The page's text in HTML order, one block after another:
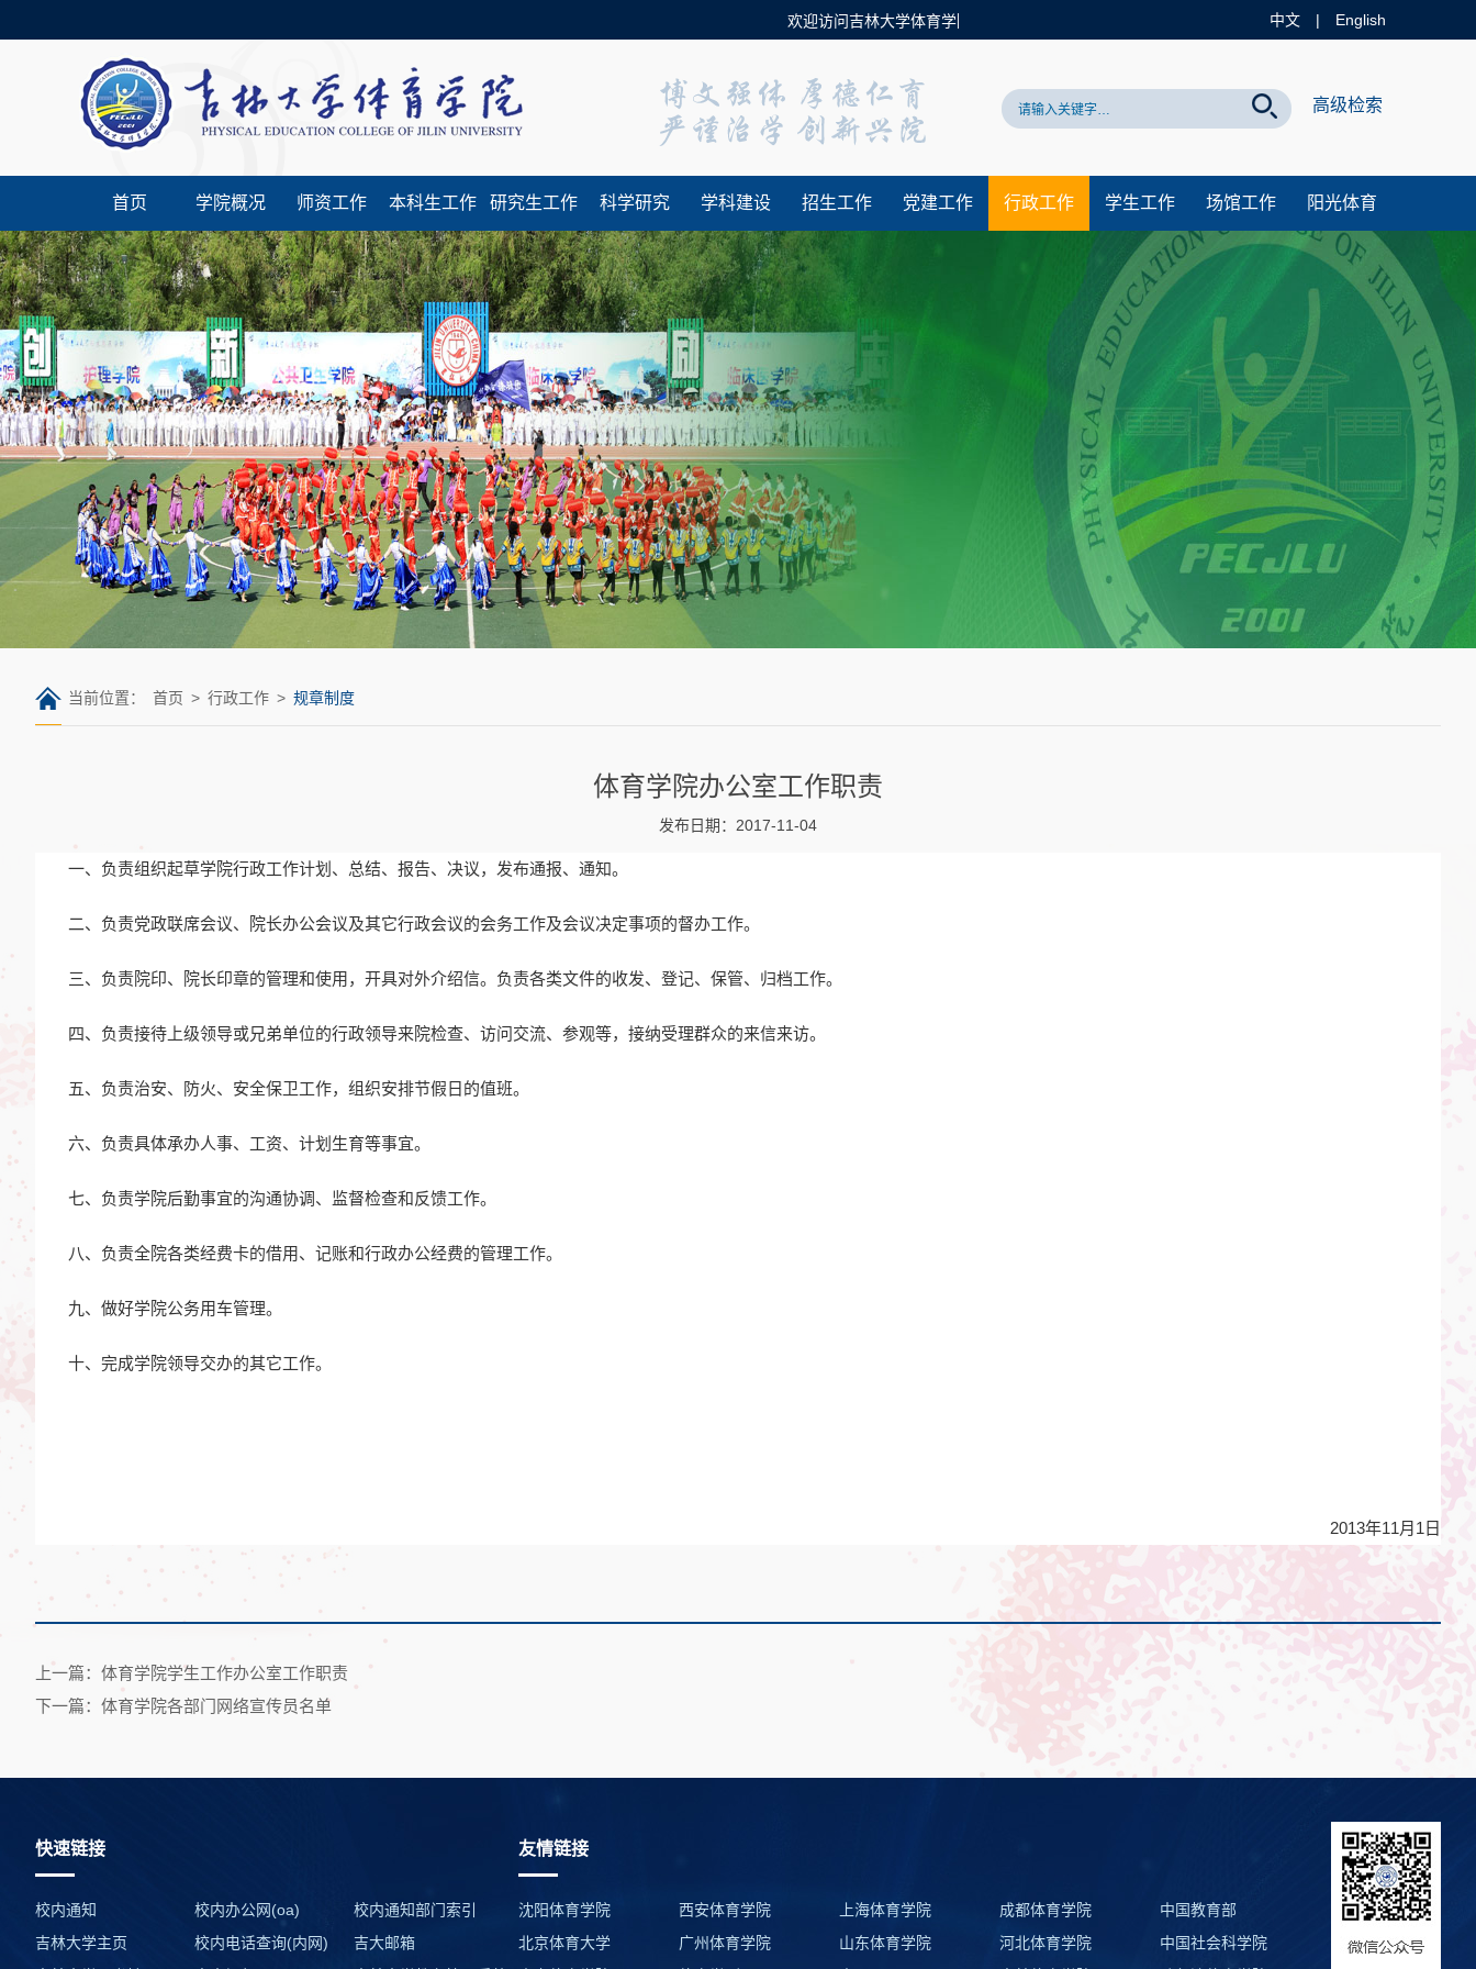
欢迎访问吉林大学体育学院官方网站！ 中文 | English
高级检索
首页 学院概况 师资工作 本科生工作 研究生工作 科学研究 学科建设 招生工作 党建工作 行政工作 学生工作 场馆工作 阳光体育
当前位置： 首页 > 行政工作 > 规章制度
体育学院办公室工作职责
发布日期：2017-11-04
一、负责组织起草学院行政工作计划、总结、报告、决议，发布通报、通知。
二、负责党政联席会议、院长办公会议及其它行政会议的会务工作及会议决定事项的督办工作。
三、负责院印、院长印章的管理和使用，开具对外介绍信。负责各类文件的收发、登记、保管、归档工作。
四、负责接待上级领导或兄弟单位的行政领导来院检查、访问交流、参观等，接纳受理群众的来信来访。
五、负责治安、防火、安全保卫工作，组织安排节假日的值班。
六、负责具体承办人事、工资、计划生育等事宜。
七、负责学院后勤事宜的沟通协调、监督检查和反馈工作。
八、负责全院各类经费卡的借用、记账和行政办公经费的管理工作。
九、做好学院公务用车管理。
十、完成学院领导交办的其它工作。
2013年11月1日
上一篇：体育学院学生工作办公室工作职责
下一篇：体育学院各部门网络宣传员名单
快速链接
校内通知 校内办公网(oa)
校内通知部门索引
吉林大学主页
校内电话查询(内网)
吉大邮箱
友情链接
沈阳体育学院 西安体育学院 上海体育学院 成都体育学院
中国教育部
北京体育大学
广州体育学院 山东体育学院 河北体育学院
中国社会科学院